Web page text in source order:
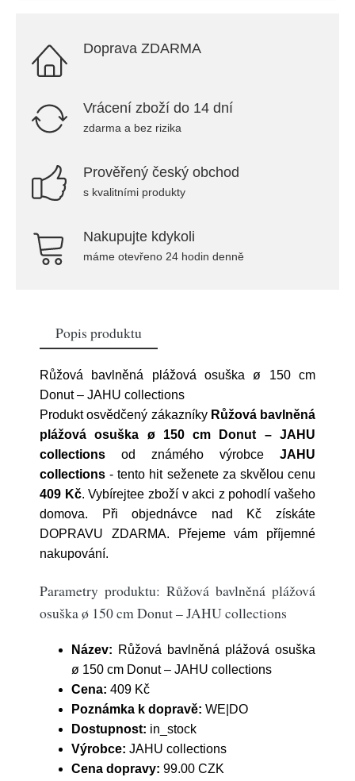
Doprava ZDARMA
Vrácení zboží do 14 dní
zdarma a bez rizika
Prověřený český obchod
s kvalitními produkty
Nakupujte kdykoli
máme otevřeno 24 hodin denně
Popis produktu
Růžová bavlněná plážová osuška ø 150 cm
Donut – JAHU collections
Produkt osvědčený zákazníky Růžová bavlněná
plážová osuška ø 150 cm Donut – JAHU
collections od známého výrobce JAHU
collections - tento hit seženete za skvělou cenu
409 Kč. Vybírejtee zboží v akci z pohodlí vašeho
domova. Při objednávce nad Kč získáte
DOPRAVU ZDARMA. Přejeme vám příjemné
nakupování.
Parametry produktu: Růžová bavlněná plážová
osuška ø 150 cm Donut – JAHU collections
Název: Růžová bavlněná plážová osuška
ø 150 cm Donut – JAHU collections
Cena: 409 Kč
Poznámka k dopravě: WE|DO
Dostupnost: in_stock
Výrobce: JAHU collections
Cena dopravy: 99.00 CZK